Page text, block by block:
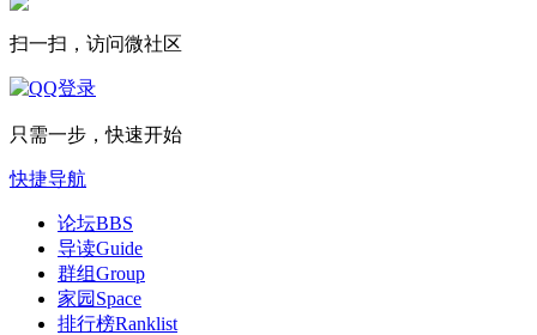
扫一扫，访问微社区
只需一步，快速开始
快捷导航
论坛BBS
导读Guide
群组Group
家园 Space
排行榜Ranklist